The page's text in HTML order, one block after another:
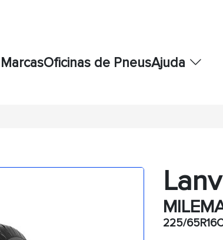
MarcasOficinas de PneusAjuda
225/